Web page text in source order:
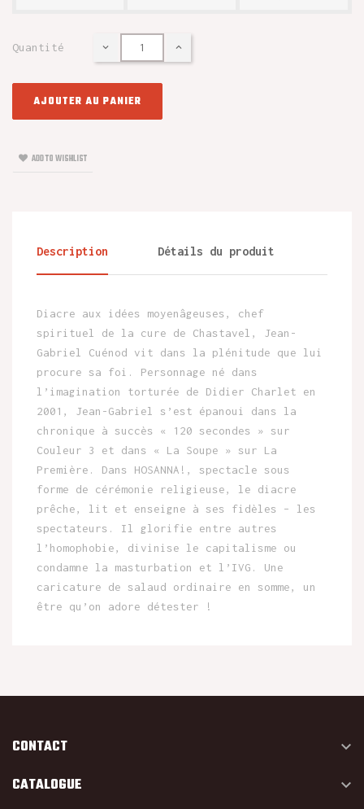
Quantité
AJOUTER AU PANIER
ADD TO WISHLIST
Description Détails du produit
Diacre aux idées moyenâgeuses, chef
spirituel de la cure de Chastavel, Jean-
Gabriel Cuénod vit dans la plénitude que lui
procure sa foi. Personnage né dans
l’imagination torturée de Didier Charlet en
2001, Jean-Gabriel s’est épanoui dans la
chronique à succès « 120 secondes » sur
Couleur 3 et dans « La Soupe » sur La
Première. Dans HOSANNA!, spectacle sous
forme de cérémonie religieuse, le diacre
prêche, lit et enseigne à ses fidèles – les
spectateurs. Il glorifie entre autres
l’homophobie, divinise le capitalisme ou
condamne la masturbation et l’IVG. Une
caricature de salaud ordinaire en somme, un
être qu’on adore détester !
CONTACT 
CATALOGUE 